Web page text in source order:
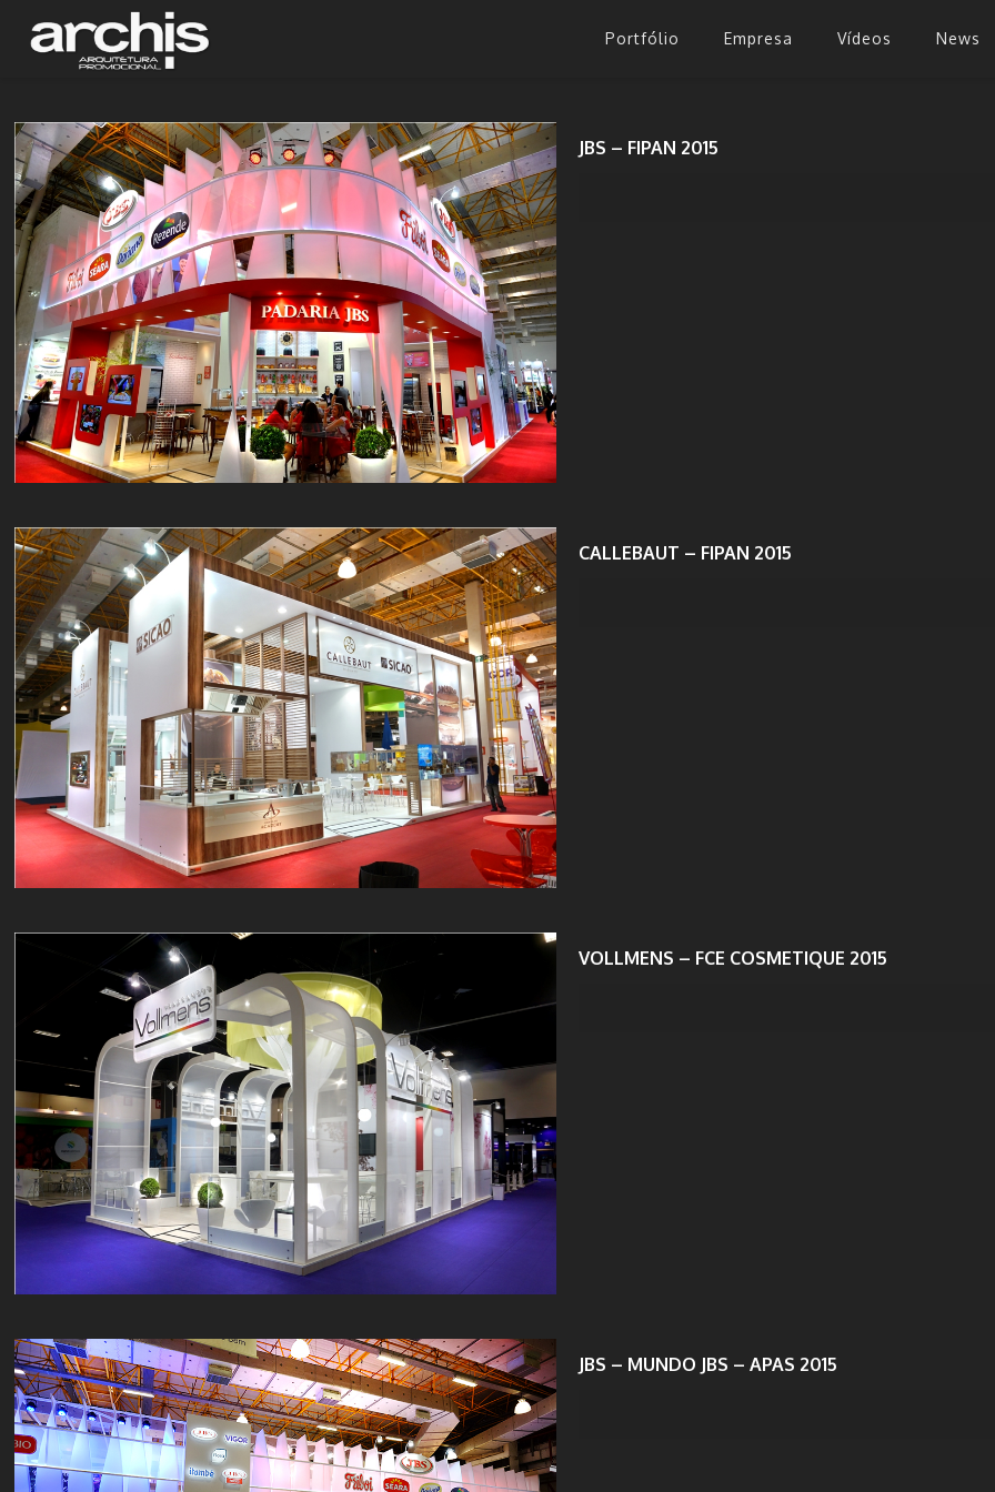
Portfólio Empresa Vídeos News
JBS – FIPAN 2015
CALLEBAUT – FIPAN 2015
VOLLMENS – FCE COSMETIQUE 2015
JBS – MUNDO JBS – APAS 2015